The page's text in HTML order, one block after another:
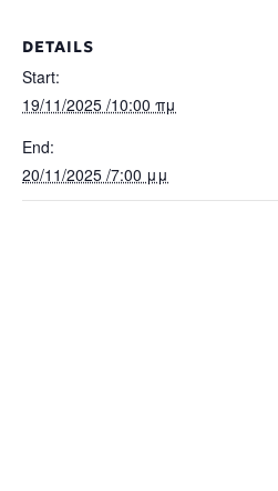
DETAILS
Start:
19/11/2025 /10:00 πμ
End:
20/11/2025 /7:00 μμ